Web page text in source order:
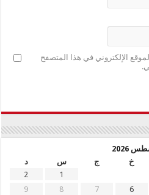
الإلكتروني في هذا المتصفح
2026
خ ج س
د
1
2
6
7
8
9